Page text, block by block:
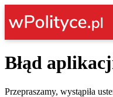
Błąd
Przepraszamy, wystąpiła